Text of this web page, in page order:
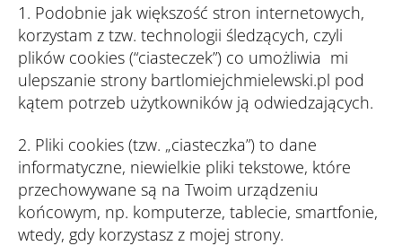
1. Podobnie jak większość stron internetowych,
korzystam z tzw. technologii śledzących, czyli
plików cookies (“ciasteczek”) co umożliwia mi
ulepszanie strony bartlomiejchmielewski.pl pod
kątem potrzeb użytkowników ją odwiedzających.
2. Pliki cookies (tzw. „ciasteczka”) to dane
informatyczne, niewielkie pliki tekstowe, które
przechowywane są na Twoim urządzeniu
końcowym, np. komputerze, tablecie, smartfonie,
wtedy, gdy korzystasz z mojej strony.